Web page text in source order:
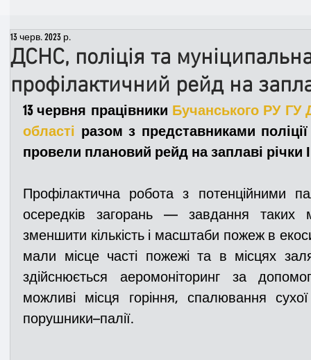
День народження
Спільні заходи Надзвичайні заходи
Медицина Новини ДТП
Адмінпротокол Свята Поліція
Війна Розмінування Добровільна
Курс спротиву
ДСНС, поліція та
профілактичний рейд на
13 черв. 2023 р.
13 червня працівники Бучанського РУ ГУ
області разом з представниками
провели плановий рейд на заплаві річки
Профілактична робота з потенційними
осередків загорань — завдання таких
зменшити кількість і масштаби пожеж в
мали місце часті пожежі та в місцях
здійснюється аеромоніторинг за
можливі місця горіння, спалювання сухої
порушники–палії.